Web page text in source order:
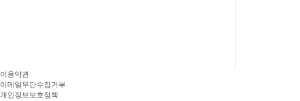
이용약관
이메일무단수집거부
개인정보보호정책